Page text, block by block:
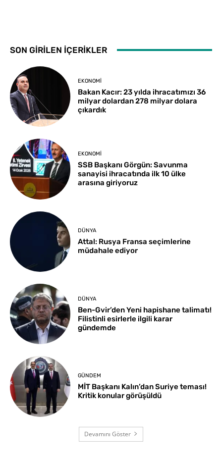
SON GİRİLEN İÇERİKLER
EKONOMI
Bakan Kacır: 23 yılda ihracatımızı 36
milyar dolardan 278 milyar dolara
çıkardık
EKONOMI
SSB Başkanı Görgün: Savunma
sanayisi ihracatında ilk 10 ülke
arasına giriyoruz
DÜNYA
Attal: Rusya Fransa seçimlerine
müdahale ediyor
DÜNYA
Ben-Gvir’den Yeni hapishane talimatı!
Filistinli esirlerle ilgili karar
gündemde
GÜNDEM
MİT Başkanı Kalın’dan Suriye teması!
Kritik konular görüşüldü
Devamını Göster